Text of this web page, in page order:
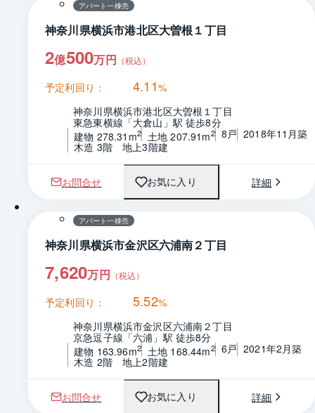
アパート一棟売
神奈川県横浜市港北区大曽根１丁目
2億500万円 （税込）
予定利回り： 4.11%
神奈川県横浜市港北区大曽根１丁目
東急東横線「大倉山」駅 徒歩8分
建物 278.31m2 土地 207.91m2 8戸 2018年11月築
木造 3階　地上3階建
お問合せ お気に入り 詳細
1 / 0 間取り
アパート一棟売
神奈川県横浜市金沢区六浦南２丁目
7,620万円 （税込）
予定利回り： 5.52%
神奈川県横浜市金沢区六浦南２丁目
京急逗子線「六浦」駅 徒歩8分
建物 163.96m2 土地 168.44m2 6戸 2021年2月築
木造 2階　地上2階建
お問合せ お気に入り 詳細
1 / 0 間取り